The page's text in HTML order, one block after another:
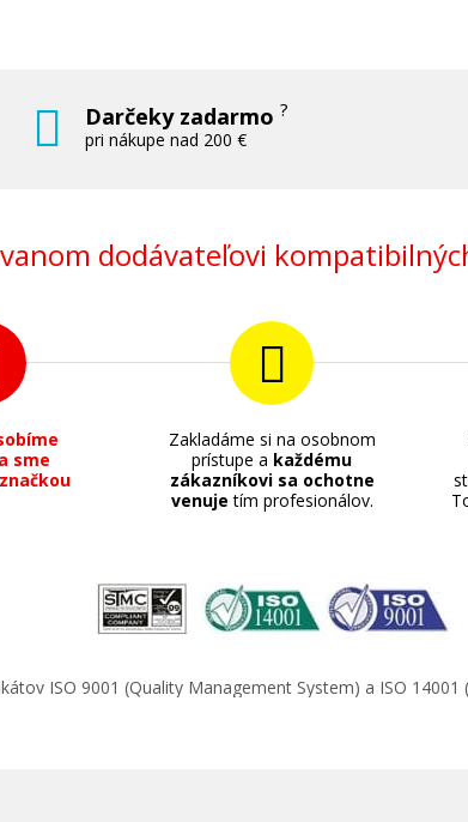
Originálna náplň
13,90 €
Darčeky zadarmo?
pri nákupe nad 200 €
dodávateľovi
sme
Zakladáme si na osobnom
prístupe a každému
zákazníkovi sa ochotne
venuje tím profesionálov.
ISO 9001 (Quality Management System) a ISO